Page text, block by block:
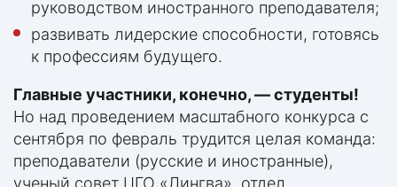
руководством иностранного преподавателя;
развивать лидерские способности, готовясь
к профессиям будущего.
Главные участники, конечно, — студенты!
Но над проведением масштабного конкурса с
сентября по февраль трудится целая команда:
преподаватели (русские и иностранные),
ученый совет ЦГО «Лингва», отдел